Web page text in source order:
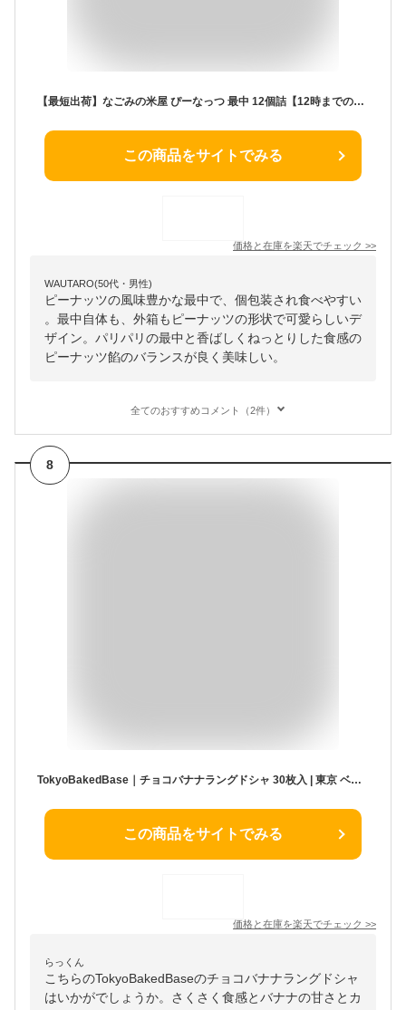
【最短出荷】なごみの米屋 ぴーなっつ 最中 12個詰【12時までの注文確定で当日出荷可能 ※日曜・店舗休業日を除く】
この商品をサイトでみる
価格と在庫を楽天でチェック >>
WAUTARO(50代・男性)
ピーナッツの風味豊かな最中で、個包装され食べやすい
。最中自体も、外箱もピーナッツの形状で可愛らしいデ
ザイン。パリパリの最中と香ばしくねっとりした食感の
ピーナッツ餡のバランスが良く美味しい。
全てのおすすめコメント（2件）
8
TokyoBakedBase｜チョコバナナラングドシャ 30枚入 | 東京 ベイクドベイス 内祝 お土産 洋菓子 焼菓子発送（宅急便発送） proper
この商品をサイトでみる
価格と在庫を楽天でチェック >>
らっくん
こちらのTokyoBakedBaseのチョコバナナラングドシャ
はいかがでしょうか。さくさく食感とバナナの甘さとカ